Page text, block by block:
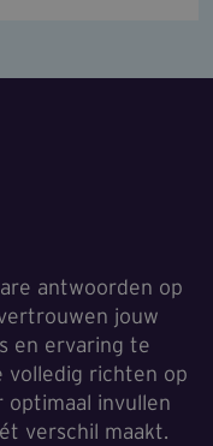
antwoorden op
jouw
en ervaring te
volledig richten op
optimaal invullen
verschil maakt.